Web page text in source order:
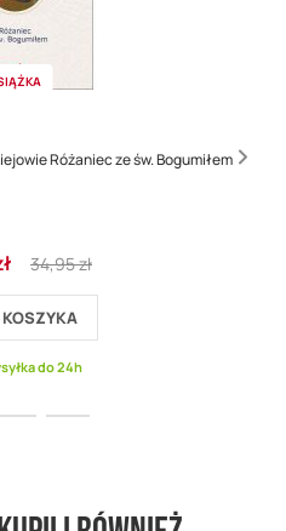
Różaniec ze św. Bogumiłem
Regular
Price
34,95 zł
KOSZYKA
do 24h